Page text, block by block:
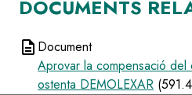
DOCUMENTS
description Document
Aprovar la compensació
ostenta DEMOLEXAR